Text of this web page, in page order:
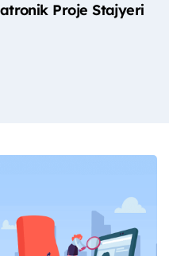
Proje Stajyeri